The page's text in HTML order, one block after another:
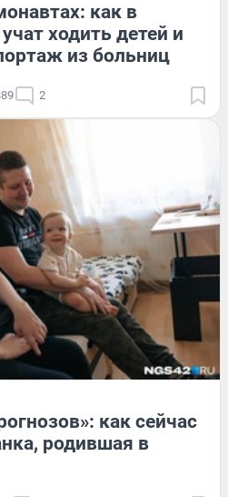
как в
ходить детей и
из больниц
2
как сейчас
родившая в